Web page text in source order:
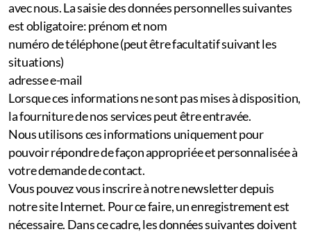
avec nous. La saisie des données personnelles suivantes
est obligatoire: prénom et nom
numéro de téléphone (peut être facultatif suivant les
situations)
adresse e-mail
Lorsque ces informations ne sont pas mises à disposition,
la fourniture de nos services peut être entravée.
Nous utilisons ces informations uniquement pour
pouvoir répondre de façon appropriée et personnalisée à
votre demande de contact.
Vous pouvez vous inscrire à notre newsletter depuis
notre site Internet. Pour ce faire, un enregistrement est
nécessaire. Dans ce cadre, les données suivantes doivent